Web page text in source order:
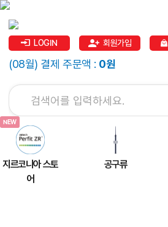
LOGIN 회원가입
(08월) 결제 주문액 : 0원
지르코니아 스토
어
공구류